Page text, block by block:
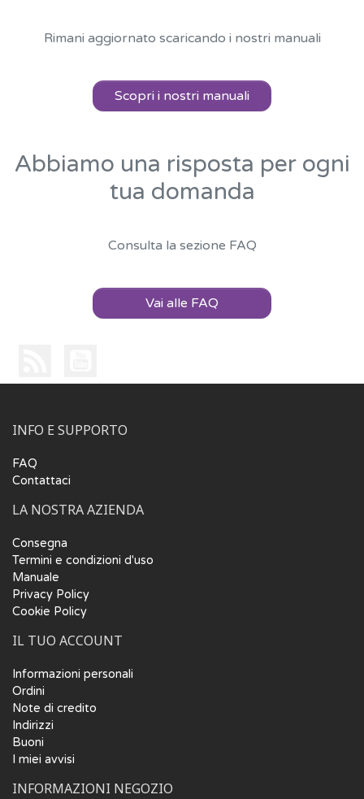
Rimani aggiornato scaricando i nostri manuali
Scopri i nostri manuali
Abbiamo una risposta per ogni
tua domanda
Consulta la sezione FAQ
Vai alle FAQ
INFO E SUPPORTO
FAQ
Contattaci
LA NOSTRA AZIENDA
Consegna
Termini e condizioni d'uso
Manuale
Privacy Policy
Cookie Policy
IL TUO ACCOUNT
Informazioni personali
Ordini
Note di credito
Indirizzi
Buoni
I miei avvisi
INFORMAZIONI NEGOZIO